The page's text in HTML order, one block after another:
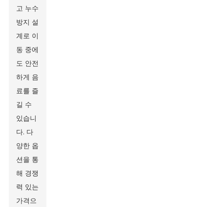
고 누수
방지 설
계로 이
동 중에
도 안전
하게 음
료를 즐
길 수
있습니
다. 다
양한 옵
션을 통
해 경쟁
력 있는
가격으